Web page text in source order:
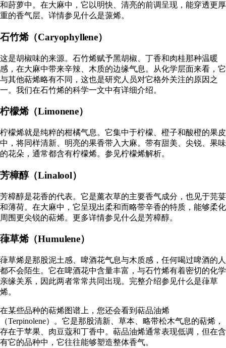
和莳萝中。在大麻中，它以明快、清亮的前调呈现，能穿透更厚
重的香气层。详情参见什么是蒎烯。
石竹烯（Caryophyllene）
这是胡椒味的来源。石竹烯赋予黑胡椒、丁香和肉桂那种温暖
感，在大麻中带来辛辣、木质的边缘气息。从化学层面来看，它
与其他萜烯略有不同，这也是研究人员对它格外关注的原因之
一。我们在石竹烯的科学一文中有详细介绍。
柠檬烯（Limonene）
柠檬烯就是纯粹的柑橘气息。它集中于柠檬、橙子和酸橙的果皮
中，将同样清新、明亮的果香带入大麻。带有甜美、尖锐、果味
的花朵，通常都含有柠檬烯。参见柠檬烯解析。
芳樟醇（Linalool）
芳樟醇是花香的代表。它是薰衣草的主要香气成分，也见于芫荽
和薄荷。在大麻中，它呈现出柔和而略带辛香的特质，能够柔化
周围更尖锐的萜烯。更多详情参见什么是芳樟醇。
葎草烯（Humulene）
葎草烯是那股泥土感、啤酒花气息与木质感，任何喝过啤酒的人
都不会陌生。它在啤酒花中含量丰富，与石竹烯有着密切的化学
亲缘关系，因此两者常常共同出现。完整介绍参见什么是葎草
烯。
在某些品种的萜烯图谱上，您还会看到萜品油烯
（Terpinolene）。它是那股清新、草本、略带松木气息的萜烯，
存在于苹果、肉豆蔻和丁香中。 萜品油烯通常表现低调，但在含
有它的品种中，它往往能够塑造整体香气。